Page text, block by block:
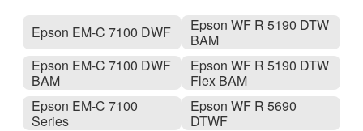
Epson EM-C 7100 DWF
Epson EM-C 7100 DWF
BAM
Epson EM-C 7100
Series
Epson WF R 5190 DTW
BAM
Epson WF R 5190 DTW
Flex BAM
Epson WF R 5690
DTWF